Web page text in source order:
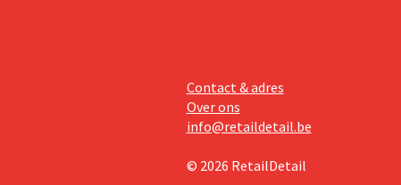
Contact & adres
Over ons
info@retaildetail.be
© 2026 RetailDetail